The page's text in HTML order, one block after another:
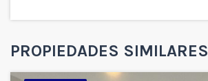
PROPIEDADES SIMILARES